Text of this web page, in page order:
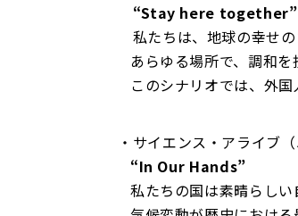
“Stay here together”
私たちは、地球の幸せの
あらゆる場所で、調和を
このシナリオでは、外国
・サイエンス・アライブ
“In Our Hands”
私たちの国は素晴らしい